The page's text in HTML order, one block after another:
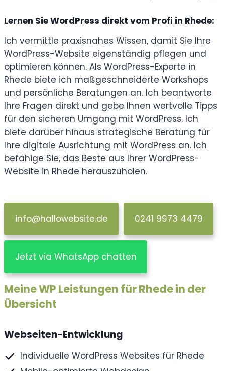
Lernen Sie WordPress direkt vom Profi in Rhede:
Ich vermittle praxisnahes Wissen, damit Sie Ihre
WordPress-Website eigenständig pflegen und
optimieren können. Als WordPress-Experte in
Rhede biete ich maßgeschneiderte Workshops
und persönliche Beratungen an. Ich beantworte
Ihre Fragen direkt und gebe Ihnen wertvolle Tipps
für den sicheren Umgang mit WordPress. Ich
biete darüber hinaus strategische Beratung für
Ihre digitale Ausrichtung mit WordPress an. Ich
befähige Sie, das Beste aus Ihrer WordPress-
Website in Rhede herauszuholen.
info@hallowebsite.de 0241 9973 4479
Jetzt via WhatsApp chatten
Meine WP Leistungen für Rhede in der
Übersicht
Webseiten-Entwicklung
Individuelle WordPress Websites für Rhede